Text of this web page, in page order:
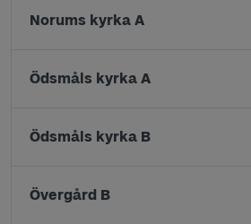
Norums kyrka A
Ödsmåls kyrka A
Ödsmåls kyrka B
Övergård B